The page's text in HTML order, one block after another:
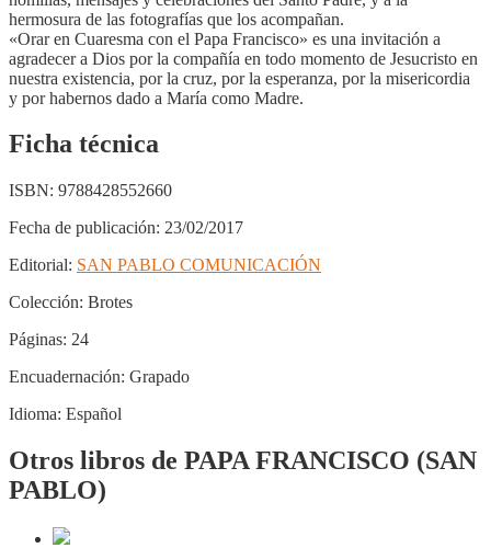
hermosura de las fotografías que los acompañan.
«Orar en Cuaresma con el Papa Francisco» es una invitación a
agradecer a Dios por la compañía en todo momento de Jesucristo en
nuestra existencia, por la cruz, por la esperanza, por la misericordia
y por habernos dado a María como Madre.
Ficha técnica
ISBN: 9788428552660
Fecha de publicación: 23/02/2017
Editorial: SAN PABLO COMUNICACIÓN
Colección: Brotes
Páginas: 24
Encuadernación: Grapado
Idioma: Español
Otros libros de PAPA FRANCISCO (SAN
PABLO)